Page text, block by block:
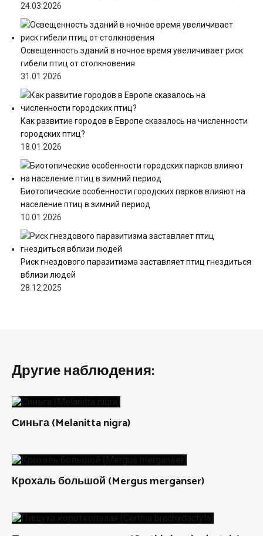
24.03.2026
Освещенность зданий в ночное время увеличивает риск
гибели птиц от столкновения
31.01.2026
Как развитие городов в Европе сказалось на численности
городских птиц?
18.01.2026
Биотопические особенности городских парков влияют на
население птиц в зимний период
10.01.2026
Риск гнездового паразитизма заставляет птиц гнездиться
вблизи людей
28.12.2025
Другие наблюдения:
Синьга (Melanitta nigra)
Крохаль большой (Mergus merganser)